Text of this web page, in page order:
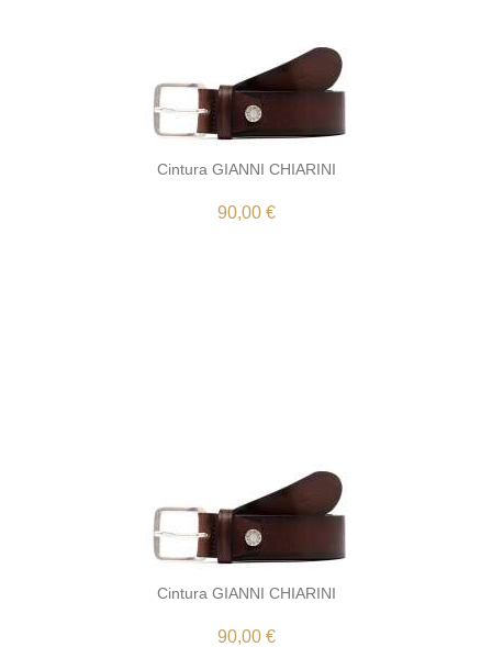
Cintura GIANNI CHIARINI
90,00 €
Cintura GIANNI CHIARINI
90,00 €